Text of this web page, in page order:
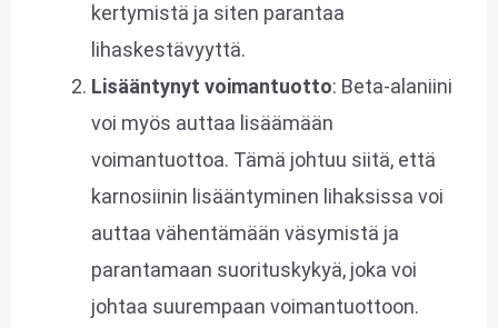
kertymistä ja siten parantaa
lihaskestävyyttä.
Lisääntynyt voimantuotto: Beta-alaniini
voi myös auttaa lisäämään
voimantuottoa. Tämä johtuu siitä, että
karnosiinin lisääntyminen lihaksissa voi
auttaa vähentämään väsymistä ja
parantamaan suorituskykyä, joka voi
johtaa suurempaan voimantuottoon.